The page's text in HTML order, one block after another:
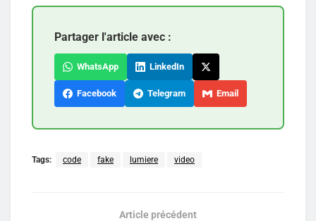
Partager l'article avec :
WhatsApp LinkedIn
Facebook Telegram Email
Tags: code fake lumiere video
Article précédent